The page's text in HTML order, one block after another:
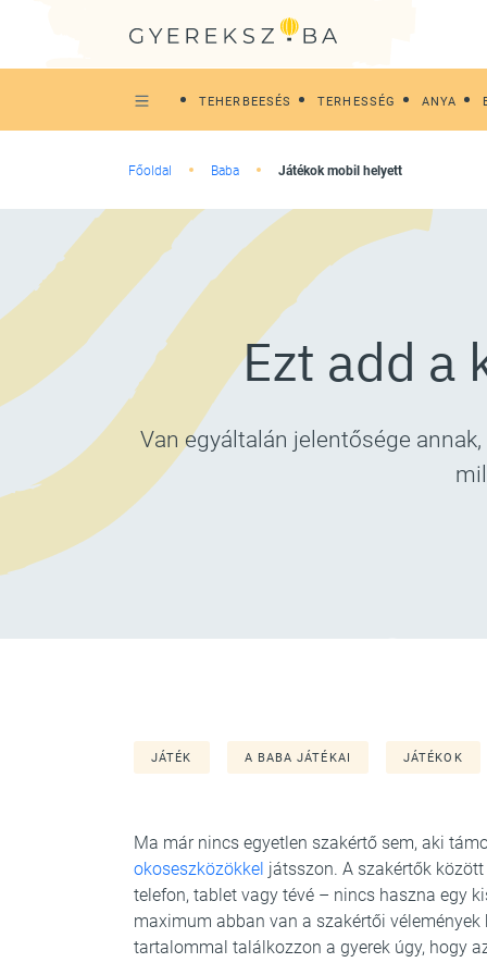
TEHERBEESÉS TERHESSÉG ANYA
Főoldal Baba Játékok mobil helyett
Ezt add a
Van egyáltalán jelentősége
JÁTÉK A BABA JÁTÉKAI JÁTÉKOK
Ma már nincs egyetlen szakértő sem, aki
okoseszközökkel játsszon. A szakértők
telefon, tablet vagy tévé – nincs haszna egy
maximum abban van a szakértői
tartalommal találkozzon a gyerek úgy, hogy